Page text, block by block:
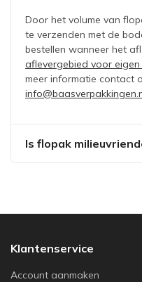
Door het volume van
te verzenden met de
bestellen wanneer het
aflevergebied voor
meer informatie contact
Is flopak
Klantenservice
Account aanmaken